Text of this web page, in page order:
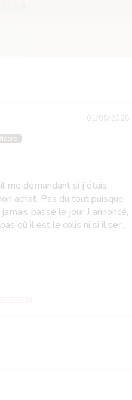
01/05/2025
me demandant si j'étais
achat. Pas du tout puisque
passé le jour J annoncé,
où il est le colis ni si il sera